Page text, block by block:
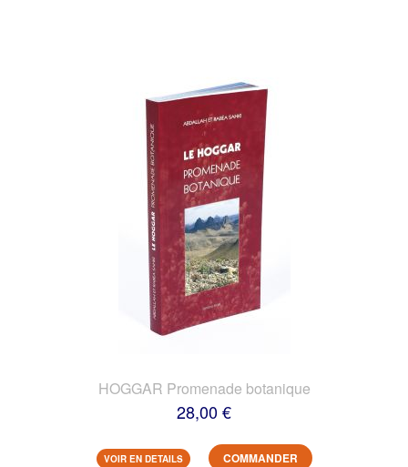
HOGGAR Promenade botanique
28,00 €
VOIR EN DETAILS COMMANDER